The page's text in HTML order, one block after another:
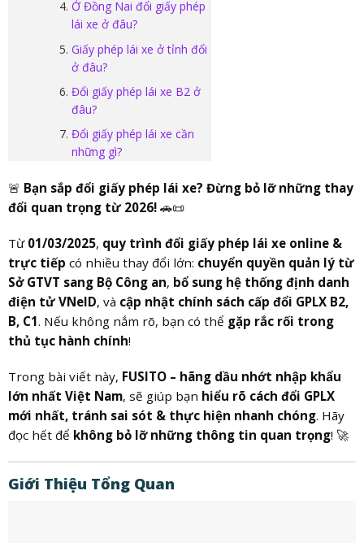
Ở Đồng Nai đổi giấy phép
lái xe ở đâu?
Giấy phép lái xe ở tỉnh đổi
ở đâu?
Đổi giấy phép lái xe B2 ở
đâu?
Đổi giấy phép lái xe cần
những gì?
🚨 Bạn sắp đổi giấy phép lái xe? Đừng bỏ lỡ những thay
đổi quan trọng từ 2026!🚗📜
Từ 01/03/2025, quy trình đổi giấy phép lái xe online &
trực tiếp có nhiều thay đổi lớn: chuyển quyền quản lý từ
Sở GTVT sang Bộ Công an, bổ sung hệ thống định danh
điện tử VNeID, và cập nhật chính sách cấp đổi GPLX B2,
B, C1. Nếu không nắm rõ, bạn có thể gặp rắc rối trong
thủ tục hành chính!
Trong bài viết này, FUSITO – hãng dầu nhớt nhập khẩu
lớn nhất Việt Nam, sẽ giúp bạn hiểu rõ cách đổi GPLX
mới nhất, tránh sai sót & thực hiện nhanh chóng. Hãy
đọc hết để không bỏ lỡ những thông tin quan trọng! 🚀
Giới Thiệu Tổng Quan